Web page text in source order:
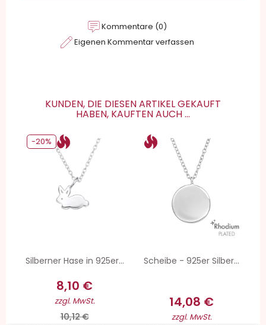
Kommentare (0)
Eigenen Kommentar verfassen
KUNDEN, DIE DIESEN ARTIKEL GEKAUFT
HABEN, KAUFTEN AUCH ...
Silberner Hase in 925er...
8,10 €
zzgl. MwSt.
10,12 €
-20%
Scheibe - 925er Silber...
14,08 €
zzgl. MwSt.